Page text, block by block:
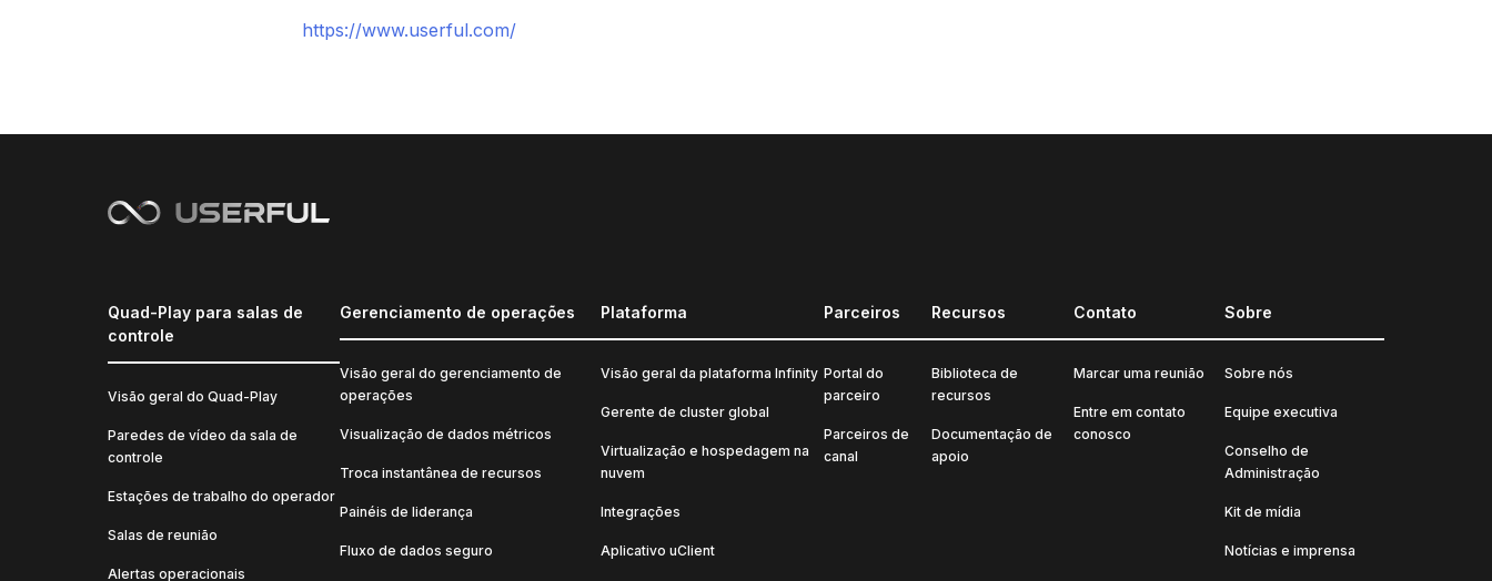
https://www.userful.com/
Quad-Play para salas de
controle
Visão geral do Quad-Play
Paredes de vídeo da sala de
controle
Estações de trabalho do operador
Salas de reunião
Alertas operacionais
Gerenciamento de operações
Visão geral do gerenciamento de
operações
Visualização de dados métricos
Troca instantânea de recursos
Painéis de liderança
Fluxo de dados seguro
Plataforma
Visão geral da plataforma Infinity
Gerente de cluster global
Virtualização e hospedagem na
nuvem
Integrações
Aplicativo uClient
Parceiros
Portal do
parceiro
Parceiros de
canal
Recursos
Biblioteca de
recursos
Documentação de
apoio
Contato
Marcar uma reunião
Entre em contato
conosco
Sobre
Sobre nós
Equipe executiva
Conselho de
Administração
Kit de mídia
Notícias e imprensa